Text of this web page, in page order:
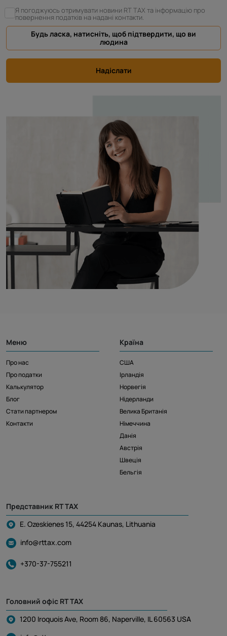
Я погоджуюсь отримувати новини RT TAX та інформацію про
повернення податків на надані контакти.
Будь ласка, натисніть, щоб підтвердити, що ви
людина
Надіслати
Меню
Про нас
Про податки
Калькулятор
Блог
Стати партнером
Контакти
Країна
США
Ірландія
Норвегія
Нідерланди
Велика Британія
Німеччина
Данія
Австрія
Швеція
Бельгія
Представник RT TAX
E. Ozeskienes 15, 44254 Kaunas, Lithuania
info@rttax.com
+370-37-755211
Головний офіс RT TAX
1200 Iroquois Ave, Room 86, Naperville, IL 60563 USA